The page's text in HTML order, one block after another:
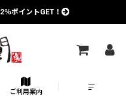
2％ポイントGET！
ご利用案内